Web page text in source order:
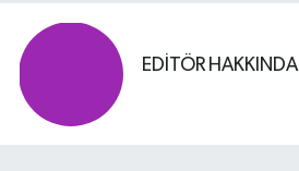
EDITÖR HAKKINDA